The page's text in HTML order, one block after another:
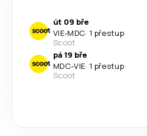
út 09 bře
VIE-MDC· 1 přestup
Scoot
pá 19 bře
MDC-VIE· 1 přestup
Scoot